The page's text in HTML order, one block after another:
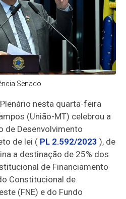
Senado
nesta quarta-feira
(União-MT) celebrou a
de Desenvolvimento
de lei ( PL 2.592/2023 ), de
a destinação de 25% dos
de Financiamento
Constitucional de
(FNE) e do Fundo